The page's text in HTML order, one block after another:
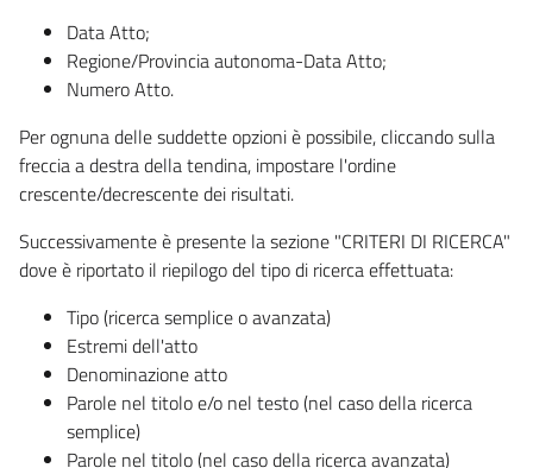
Data Atto;
Regione/Provincia autonoma-Data Atto;
Numero Atto.
Per ognuna delle suddette opzioni è possibile, cliccando sulla
freccia a destra della tendina, impostare l'ordine
crescente/decrescente dei risultati.
Successivamente è presente la sezione "CRITERI DI RICERCA"
dove è riportato il riepilogo del tipo di ricerca effettuata:
Tipo (ricerca semplice o avanzata)
Estremi dell'atto
Denominazione atto
Parole nel titolo e/o nel testo (nel caso della ricerca
semplice)
Parole nel titolo (nel caso della ricerca avanzata)